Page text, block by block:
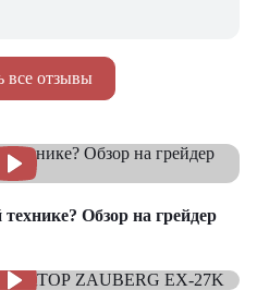
все отзывы
Обзор на грейдер